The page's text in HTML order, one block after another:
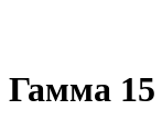
Гамма 15